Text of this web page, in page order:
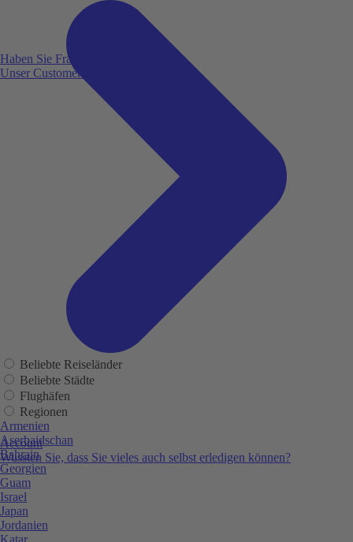
Haben Sie Fragen?
Unser Customer Service ist für Sie da!
Account
Wussten Sie, dass Sie vieles auch selbst erledigen können?
Beliebte Reiseländer
Beliebte Städte
Flughäfen
Regionen
Armenien
Aserbaidschan
Bahrain
Georgien
Guam
Israel
Japan
Jordanien
Katar